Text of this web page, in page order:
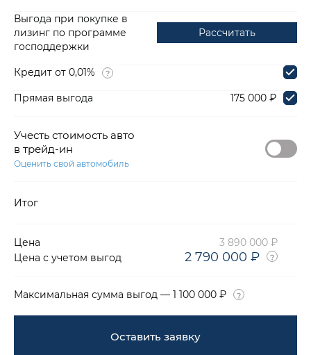
Выгода при покупке в
лизинг по программе
господдержки
Рассчитать
Кредит от 0,01%
Прямая выгода
175 000 ₽
Учесть стоимость авто
в трейд-ин
Оценить свой автомобиль
Итог
Цена
3 890 000 ₽
Цена с учетом выгод
2 790 000 ₽
Максимальная сумма выгод — 1 100 000 ₽
Оставить заявку